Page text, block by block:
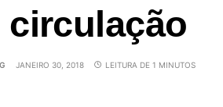
circulação
JANEIRO 30, 2018 LEITURA DE 1 MINUTOS